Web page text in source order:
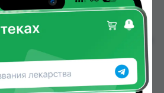
10МГ №30
можно купить или заказать
фарм по цене от 250.00 TJS в
городах Таджикистана